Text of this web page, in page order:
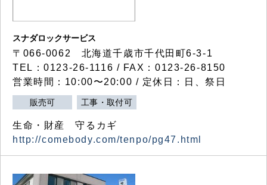
スナダロックサービス
〒066-0062 北海道千歳市千代田町6-3-1
TEL：0123-26-1116 / FAX：0123-26-8150
営業時間：10:00〜20:00 / 定休日：日、祭日
販売可 工事・取付可
生命・財産 守るカギ
http://comebody.com/tenpo/pg47.html